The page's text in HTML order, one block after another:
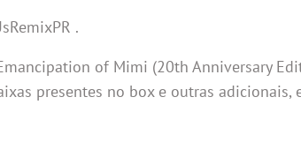
.
of Mimi (20th Anniversary
presentes no box e outras adicionais,